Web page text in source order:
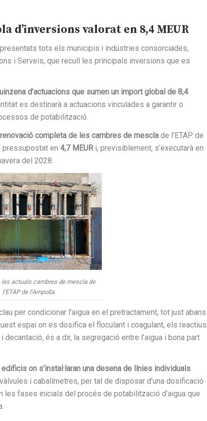
d’inversions valorat en 8,4 MEUR
tots els municipis i indústries consorciades,
i Serveis, que recull les principals inversions que es
d’actuacions que sumen un import global de 8,4
es destinarà a actuacions vinculades a garantir o
de potabilització.
completa de les cambres de mescla de l’ETAP de
pressupostat en 4,7 MEURi, previsiblement, s’executarà en
del 2028.
les actuals cambres de mescla de
l’ETAP de l’Ampolla.
per condicionar l’aigua en el pretractament, tot just abans
espai on es dosifica el floculant i coagulant, els reactius
és a dir, la segregació entre l’aigua i bona part
on s’instal·laran una desena de línies individuals
i cabalímetres, per tal de disposar d’una dosificació
les fases inicials del procés de potabilització d’aigua que